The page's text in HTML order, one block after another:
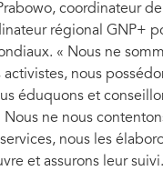
coordinateur
régional GNP+
« Nous ne
nous
éduquons et
ne nous
nous les
et assurons leur